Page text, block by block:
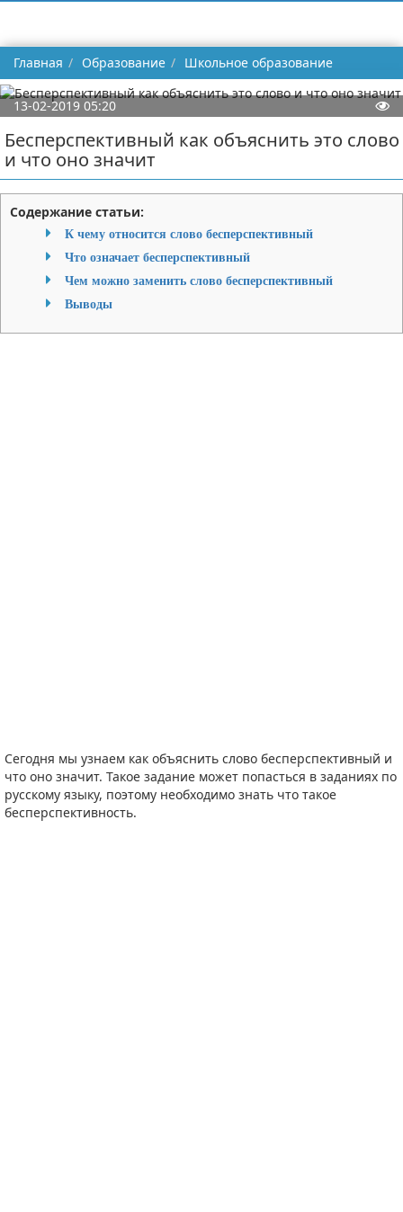
Главная Образование Школьное образование
13-02-2019 05:20
Бесперспективный как объяснить это слово
и что оно значит
Содержание статьи:
К чему относится слово бесперспективный
Что означает бесперспективный
Чем можно заменить слово бесперспективный
Выводы
Сегодня мы узнаем как объяснить слово бесперспективный и
что оно значит. Такое задание может попасться в заданиях по
русскому языку, поэтому необходимо знать что такое
бесперспективность.